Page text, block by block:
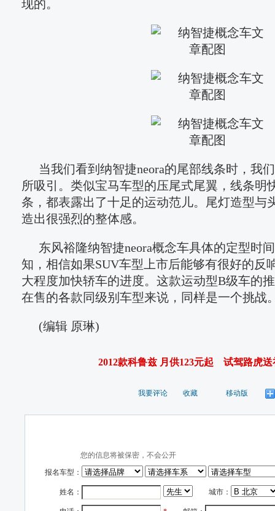
现的。
当我们看到纳智捷neora的尾部线条时，我
所吸引。类似宝马车型的压尾式尾翼，线条明
条，都表露出了十足的运动范儿。尾灯造型与
造出很强烈的整体感。
东风裕隆纳智捷neora概念车具体的定型时
知，相信如果SUV车型上市后能够有很好的反
大程度加快轿车的进度。这款运动型B级车的
在售的各款同级别车型来说，同样是一个挑战
(编辑 原琳)
2012款科鲁兹 月供123元起 试驾路虎送
我要评论 收藏 移动版